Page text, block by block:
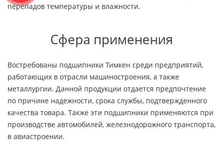
перепадов температуры и влажности.
Сфера применения
Востребованы подшипники Тимкен среди предприятий,
работающих в отрасли машиностроения, а также
металлургии. Данной продукции отдается предпочтение
по причине надежности, срока службы, подтвержденного
качества товара. Также эти подшипники применяются при
производстве автомобилей, железнодорожного транспорта,
в авиастроении.